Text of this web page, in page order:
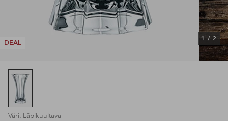
DEAL
1 / 2
Väri: Läpikuultava